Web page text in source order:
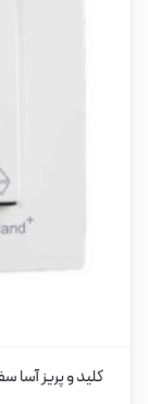
کلید و پریز آسا